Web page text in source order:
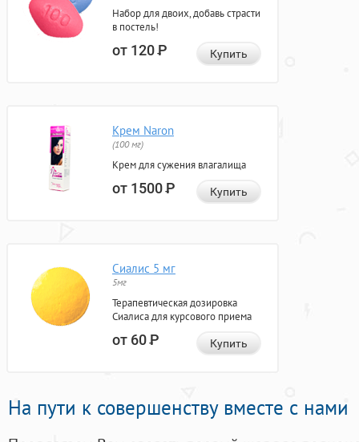
Набор для двоих, добавь страсти
в постель!
от 120Р Купить
Крем Naron
(100 мг)
Крем для сужения влагалища
от 1500Р Купить
Сиалис 5 мг
5мг
Терапевтическая дозировка
Сиалиса для курсового приема
от 60Р Купить
На пути к совершенству вместе с нами